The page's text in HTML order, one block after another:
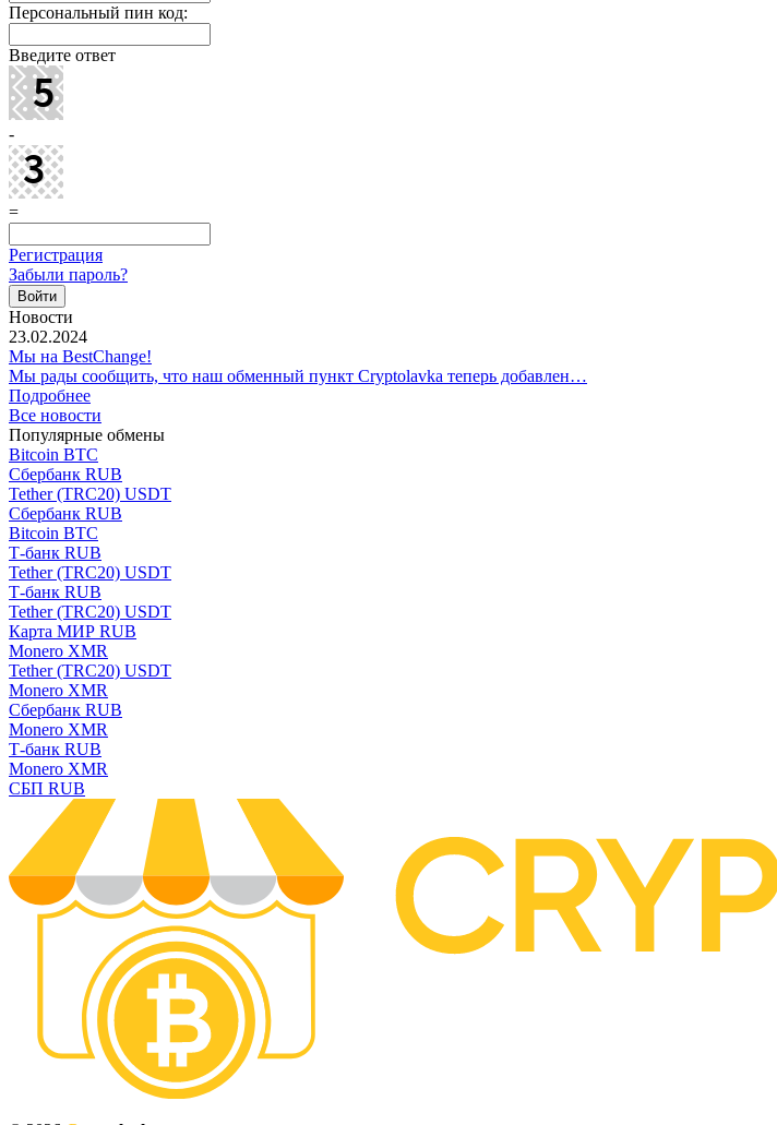
Персональный пин код:
Введите ответ
-
=
Регистрация
Забыли пароль?
Новости
23.02.2024
Мы на BestChange!
Мы рады сообщить, что наш обменный пункт Cryptolavka теперь добавлен…
Подробнее
Все новости
Популярные обмены
Bitcoin BTC
Сбербанк RUB
Tether (TRC20) USDT
Сбербанк RUB
Bitcoin BTC
Т-банк RUB
Tether (TRC20) USDT
Т-банк RUB
Tether (TRC20) USDT
Карта МИР RUB
Monero XMR
Tether (TRC20) USDT
Monero XMR
Сбербанк RUB
Monero XMR
Т-банк RUB
Monero XMR
СБП RUB